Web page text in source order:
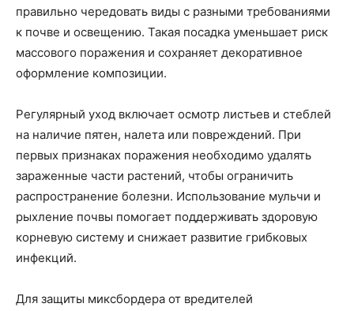
правильно чередовать виды с разными требованиями
к почве и освещению. Такая посадка уменьшает риск
массового поражения и сохраняет декоративное
оформление композиции.
Регулярный уход включает осмотр листьев и стеблей
на наличие пятен, налета или повреждений. При
первых признаках поражения необходимо удалять
зараженные части растений, чтобы ограничить
распространение болезни. Использование мульчи и
рыхление почвы помогает поддерживать здоровую
корневую систему и снижает развитие грибковых
инфекций.
Для защиты миксбордера от вредителей